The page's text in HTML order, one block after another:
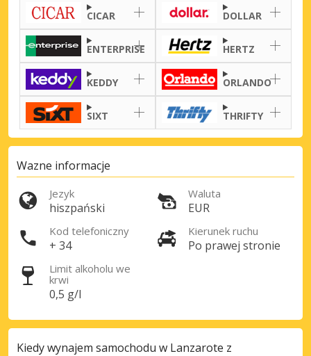
Zaloguj się przez eLink
CICAR DOLLAR
ENTERPRISE HERTZ
KEDDY ORLANDO
SIXT THRIFTY
Wazne informacje
Jezyk
hiszpański
Waluta
EUR
Kod telefoniczny
+ 34
Kierunek ruchu
Po prawej stronie
Limit alkoholu we
krwi
0,5 g/l
Kiedy wynajem samochodu w Lanzarote z